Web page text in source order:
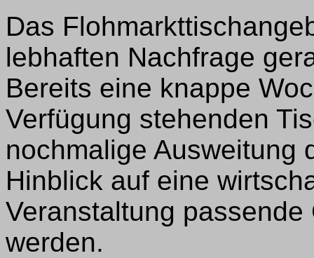
Das
lebhaften Nachfrage
Bereits eine knappe
Verfügung stehenden
nochmalige Ausweitung
Hinblick auf eine
Veranstaltung
werden.